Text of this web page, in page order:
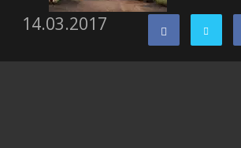
14.03.2017